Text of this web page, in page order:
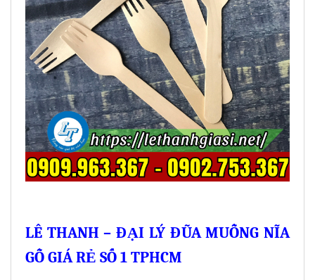
LÊ THANH – ĐẠI LÝ ĐŨA MUỖNG NĨA
GỖ GIÁ RẺ SỐ 1 TPHCM